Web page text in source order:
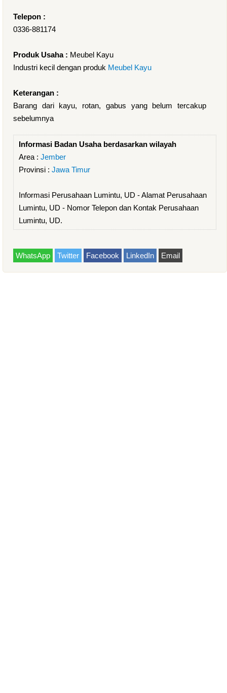
Telepon :
0336-881174
Produk Usaha : Meubel Kayu
Industri kecil dengan produk Meubel Kayu
Keterangan :
Barang dari kayu, rotan, gabus yang belum tercakup
sebelumnya
Informasi Badan Usaha berdasarkan wilayah
Area : Jember
Provinsi : Jawa Timur
Informasi Perusahaan Lumintu, UD - Alamat Perusahaan
Lumintu, UD - Nomor Telepon dan Kontak Perusahaan
Lumintu, UD.
WhatsApp Twitter Facebook LinkedIn Email